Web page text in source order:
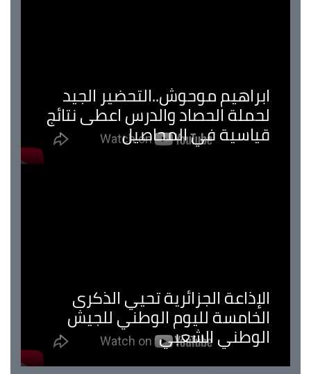
ابراهيم موحوش..التحضير الجيد
لحملة الحصاد والدرس اعطى نتائج
قياسية في المحاصيل
الإذاعة الجزائرية تحيي الذكرى
الخامسة لليوم الوطني للجيش
الوطني الشعبي